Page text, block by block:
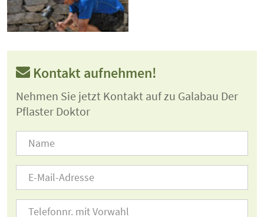
Kontakt aufnehmen!
Nehmen Sie jetzt Kontakt auf zu Galabau Der
Pflaster Doktor